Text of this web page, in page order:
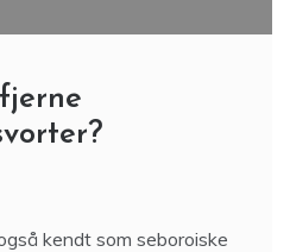
kendt som seboroiske